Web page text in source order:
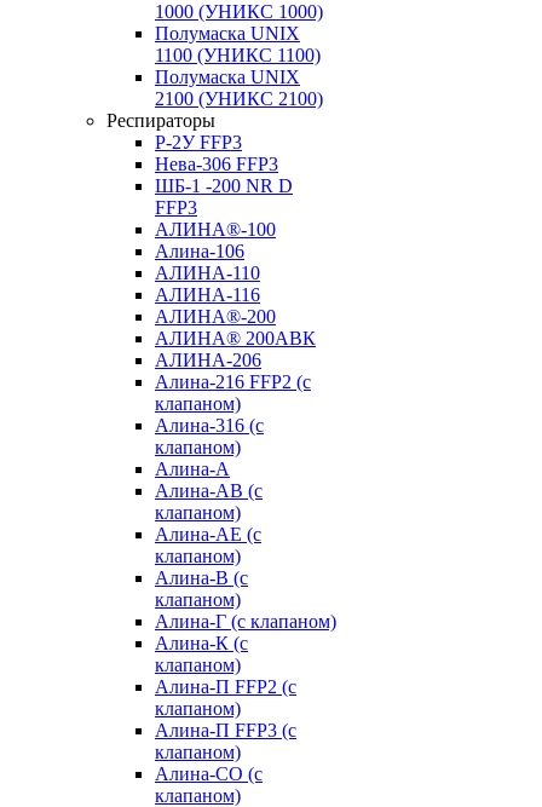
1000 (УНИКС 1000)
Полумаска UNIX
1100 (УНИКС 1100)
Полумаска UNIX
2100 (УНИКС 2100)
Респираторы
Р-2У FFP3
Нева-306 FFP3
ШБ-1 -200 NR D
FFP3
АЛИНА®-100
Алина-106
АЛИНА-110
АЛИНА-116
АЛИНА®-200
АЛИНА® 200АВК
АЛИНА-206
Алина-216 FFP2 (с
клапаном)
Алина-316 (с
клапаном)
Алина-А
Алина-АВ (с
клапаном)
Алина-АЕ (с
клапаном)
Алина-В (с
клапаном)
Алина-Г (с клапаном)
Алина-К (с
клапаном)
Алина-П FFP2 (с
клапаном)
Алина-П FFP3 (с
клапаном)
Алина-СО (с
клапаном)